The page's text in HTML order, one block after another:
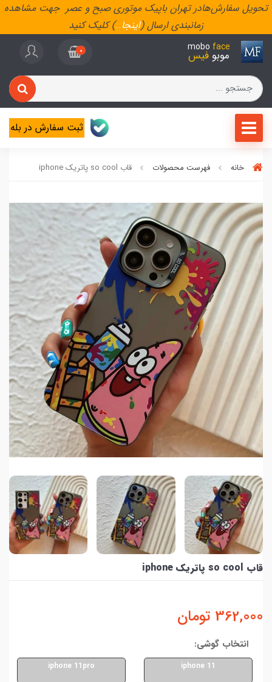
تحویل سفارش‌هادر تهران باپیک موتوری صبح و عصر جهت مشاهده
زمانبندی ارسال (اینجا..) کلیک کنید
mobo face
موبو فیس 0
ثبت سفارش در بله
خانه فهرست محصولات قاب so cool پاتریک iphone
قاب so cool پاتریک iphone
362,000 تومان
انتخاب گوشی:
iphone 11
iphone 11pro